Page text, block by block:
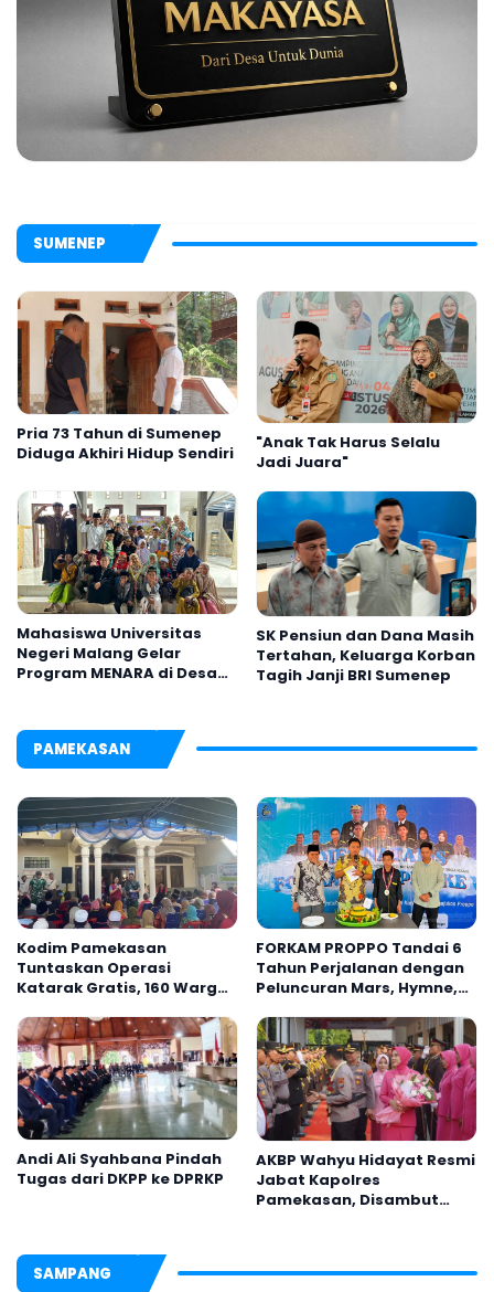
SUMENEP
Pria 73 Tahun di Sumenep
Diduga Akhiri Hidup Sendiri
"Anak Tak Harus Selalu
Jadi Juara"
Mahasiswa Universitas
Negeri Malang Gelar
Program MENARA di Desa
SK Pensiun dan Dana Masih
Tertahan, Keluarga Korban
Tagih Janji BRI Sumenep
PAMEKASAN
Kodim Pamekasan
Tuntaskan Operasi
Katarak Gratis, 160 Warga
Jelas
FORKAM PROPPO Tandai 6
Tahun Perjalanan dengan
Peluncuran Mars, Hymne,
Andi Ali Syahbana Pindah
Tugas dari DKPP ke DPRKP
AKBP Wahyu Hidayat Resmi
Jabat Kapolres
Pamekasan, Disambut
SAMPANG